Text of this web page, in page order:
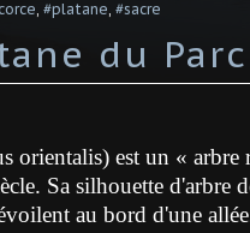
#platane #sacre
du
orientalis) est un «
Sa silhouette d'arbre
au bord d'une